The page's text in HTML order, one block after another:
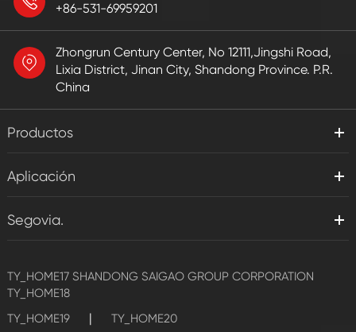
+86-531-69959201
Zhongrun Century Center, No 12111,Jingshi Road,
Lixia District, Jinan City, Shandong Province. P.R.
China
Productos
Aplicación
Segovia.
TY_HOME17 SHANDONG SAIGAO GROUP CORPORATION
TY_HOME18
TY_HOME19
| TY_HOME20